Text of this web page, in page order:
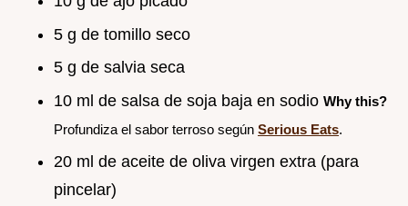
5 g de tomillo seco
5 g de salvia seca
10 ml de salsa de soja baja en sodio Why this?
Profundiza el sabor terroso según Serious Eats.
20 ml de aceite de oliva virgen extra (para
pincelar)